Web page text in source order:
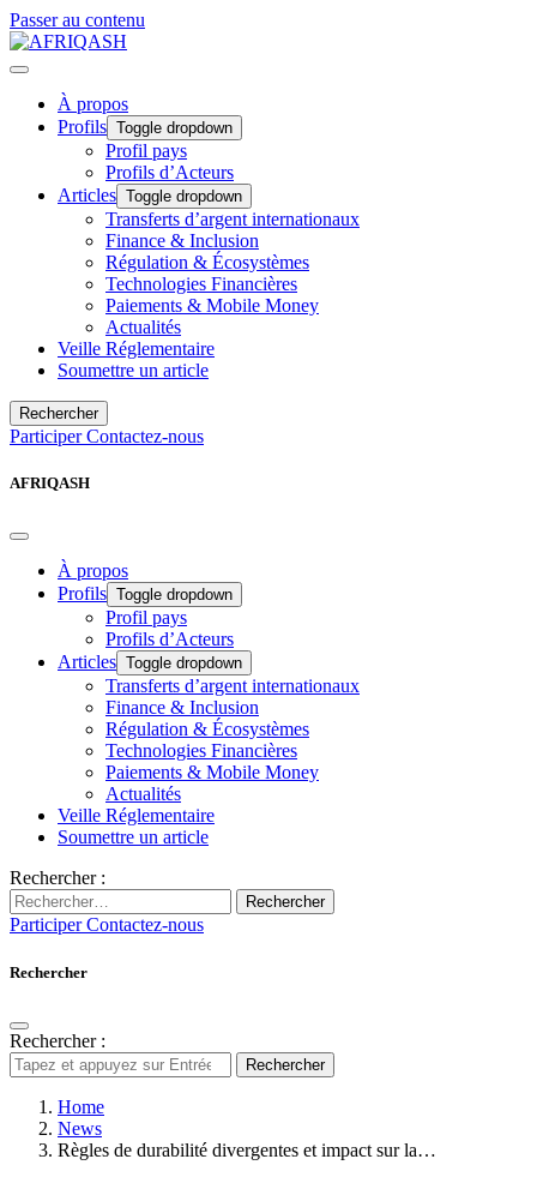
Passer au contenu
À propos
Profils Toggle dropdown
Profil pays
Profils d’Acteurs
Articles Toggle dropdown
Transferts d’argent internationaux
Finance & Inclusion
Régulation & Écosystèmes
Technologies Financières
Paiements & Mobile Money
Actualités
Veille Réglementaire
Soumettre un article
Rechercher
ParticiperContactez-nous
AFRIQASH
À propos
Profils Toggle dropdown
Profil pays
Profils d’Acteurs
Articles Toggle dropdown
Transferts d’argent internationaux
Finance & Inclusion
Régulation & Écosystèmes
Technologies Financières
Paiements & Mobile Money
Actualités
Veille Réglementaire
Soumettre un article
Rechercher :
Rechercher
ParticiperContactez-nous
Rechercher
Rechercher :
Rechercher
Home
News
Règles de durabilité divergentes et impact sur la…